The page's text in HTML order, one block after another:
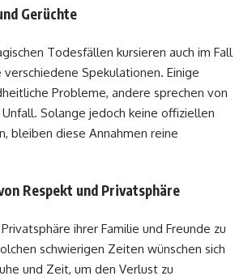
Gerüchte
Todesfällen kursieren auch im Fall
Spekulationen. Einige
Probleme, andere sprechen von
Solange jedoch keine offiziellen
bleiben diese Annahmen reine
Respekt und Privatsphäre
ihrer Familie und Freunde zu
schwierigen Zeiten wünschen sich
und Zeit, um den Verlust zu